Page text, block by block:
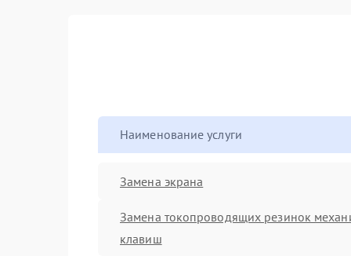
Наименование услуги
Замена экрана
Замена токопроводящих резинок
клавиш